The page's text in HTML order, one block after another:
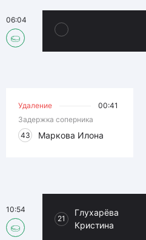
06:04
Удаление
00:41
Задержка соперника
43
Маркова Илона
21
Глухарёва
Кристина
10:54